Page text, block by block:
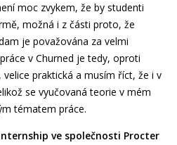
moc zvykem, že by studenti
možná i z části proto, že
je považována za velmi
v Churned je tedy, oproti
praktická a musím říct, že i v
se vyučovaná teorie v mém
tématem práce.
ve společnosti Procter